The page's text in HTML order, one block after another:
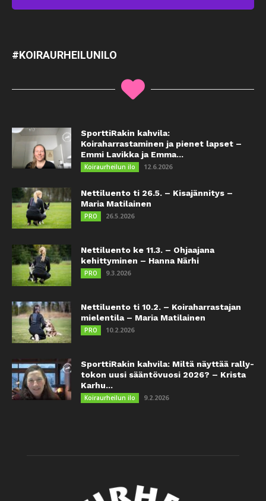
#KOIRAURHEILUNILO
SporttiRakin kahvila:
Koiraharrastaminen ja pienet lapset –
Emmi Lavikka ja Emma...
Koiraurheilun ilo 12.6.2026
Nettiluento ti 26.5. – Kisajännitys –
Maria Matilainen
PRO 26.5.2026
Nettiluento ke 11.3. – Ohjaajana
kehittyminen – Hanna Närhi
PRO 9.3.2026
Nettiluento ti 10.2. – Koiraharrastajan
mielentila – Maria Matilainen
PRO 10.2.2026
SporttiRakin kahvila: Miltä näyttää rally-
tokon uusi sääntövuosi 2026? – Krista
Karhu...
Koiraurheilun ilo 9.2.2026